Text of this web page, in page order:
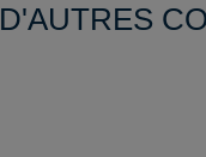
D'AUTRES